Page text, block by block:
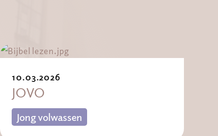
10.03.2026
JOVO
Jong volwassen